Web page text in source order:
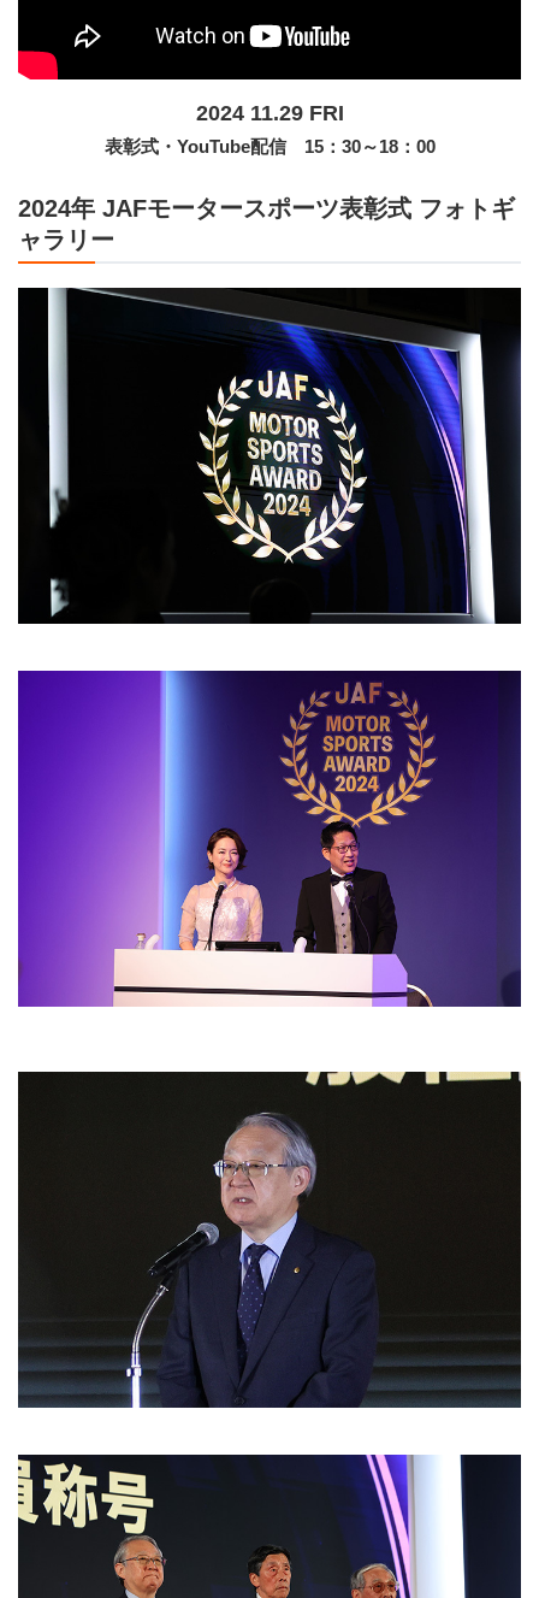
2024 11.29 FRI
表彰式・YouTube配信 15：30～18：00
2024年 JAFモータースポーツ表彰式 フォトギ
ャラリー